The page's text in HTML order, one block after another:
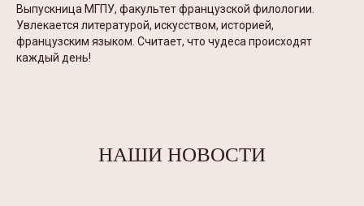
Выпускница МГПУ, факультет французской филологии.
Увлекается литературой, искусством, историей,
французским языком. Считает, что чудеса происходят
каждый день!
НАШИ НОВОСТИ